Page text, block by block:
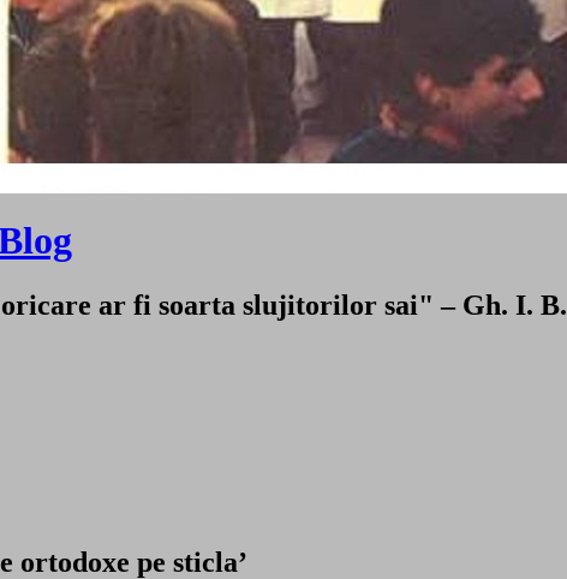
ar fi soarta slujitorilor sai" – Gh. I. B.
ortodoxe pe sticla’